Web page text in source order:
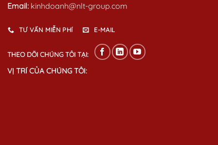
Email: kinhdoanh@nlt-group.com
TƯ VẤN MIỄN PHÍ E-MAIL
THEO DÕI CHÚNG TÔI TẠI:
VỊ TRÍ CỦA CHÚNG TÔI: